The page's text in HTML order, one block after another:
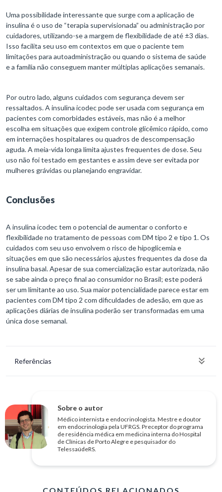
Uma possibilidade interessante que surge com a aplicação de
insulina é o uso de “terapia supervisionada” ou administração por
cuidadores, utilizando-se a margem de flexibilidade de até ±3 dias.
Isso facilita seu uso em contextos em que o paciente tem
limitações para autoadministração ou quando o sistema de saúde
e a família não conseguem manter múltiplas aplicações semanais.
Por outro lado, alguns cuidados com segurança devem ser
ressaltados. A insulina icodec pode ser usada com segurança em
pacientes com comorbidades estáveis, mas não é a melhor
escolha em situações que exigem controle glicêmico rápido, como
em internações hospitalares ou quadros de descompensação
aguda. A meia-vida longa limita ajustes frequentes de dose. Seu
uso não foi testado em gestantes e assim deve ser evitada por
mulheres grávidas ou planejando engravidar.
Conclusões
A insulina icodec tem o potencial de aumentar o conforto e
flexibilidade no tratamento de pessoas com DM tipo 2 e tipo 1. Os
cuidados com seu uso envolvem o risco de hipoglicemia e
situações em que são necessários ajustes frequentes da dose da
insulina basal. Apesar de sua comercialização estar autorizada, não
se sabe ainda o preço final ao consumidor no Brasil; este poderá
ser um limitante ao uso. Sua maior potencialidade parece estar em
pacientes com DM tipo 2 com dificuldades de adesão, em que as
aplicações diárias de insulina poderão ser transformadas em uma
única dose semanal.
Referências
Sobre o autor
Médico internista e endocrinologista. Mestre e doutor
em endocrinologia pela UFRGS. Preceptor do programa
de residência médica em medicina interna do Hospital
de Clínicas de Porto Alegre e pesquisador do
TelessaúdeRS.
CONTEÚDOS RELACIONADOS